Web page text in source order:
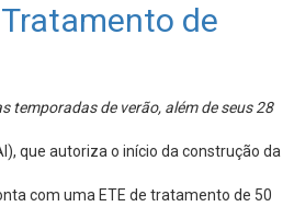
de
temporadas de verão, além de seus 28
que autoriza o início da construção da
com uma ETE de tratamento de 50